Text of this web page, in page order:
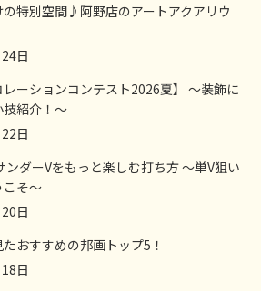
の特別空間♪阿野店のアートアクアリウ
日
レーションコンテスト2026夏】 ～装飾に
紹介！～
日
ンダーVをもっと楽しむ打ち方 ～単V狙い
こそ～
日
おすすめの邦画トップ5！
日